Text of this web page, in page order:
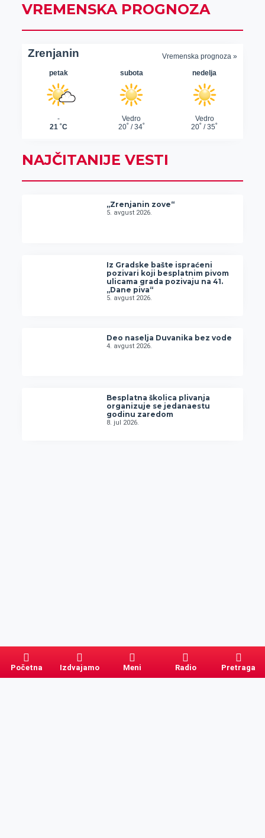
VREMENSKA PROGNOZA
NAJČITANIJE VESTI
„Zrenjanin zove“
5. avgust 2026.
Iz Gradske bašte ispraćeni
pozivari koji besplatnim pivom
ulicama grada pozivaju na 41.
„Dane piva“
5. avgust 2026.
Deo naselja Duvanika bez vode
4. avgust 2026.
Besplatna školica plivanja
organizuje se jedanaestu
godinu zaredom
8. jul 2026.
Početna Izdvajamo Meni Radio Pretraga